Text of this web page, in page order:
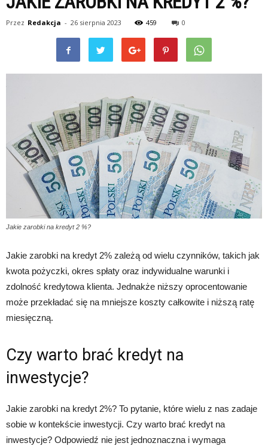
Przez Redakcja - 26 sierpnia 2023 459 0
Jakie zarobki na kredyt 2 %?
Jakie zarobki na kredyt 2% zależą od wielu czynników, takich jak
kwota pożyczki, okres spłaty oraz indywidualne warunki i
zdolność kredytowa klienta. Jednakże niższy oprocentowanie
może przekładać się na mniejsze koszty całkowite i niższą ratę
miesięczną.
Czy warto brać kredyt na
inwestycje?
Jakie zarobki na kredyt 2%? To pytanie, które wielu z nas zadaje
sobie w kontekście inwestycji. Czy warto brać kredyt na
inwestycje? Odpowiedź nie jest jednoznaczna i wymaga